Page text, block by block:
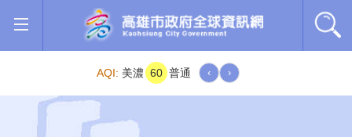
跳到主要內容區塊
AQI: 美濃 60 普通 ‹ ›